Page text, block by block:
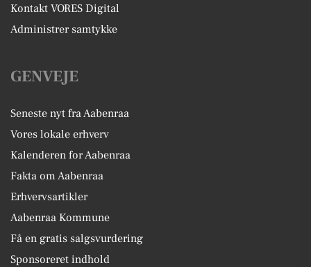
Kontakt VORES Digital
Administrer samtykke
GENVEJE
Seneste nyt fra Aabenraa
Vores lokale erhverv
Kalenderen for Aabenraa
Fakta om Aabenraa
Erhvervsartikler
Aabenraa Kommune
Få en gratis salgsvurdering
Sponsoreret indhold